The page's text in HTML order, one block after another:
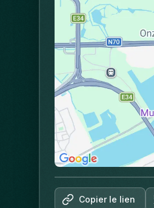
Copier le lien